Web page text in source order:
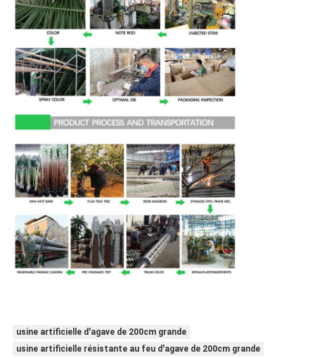
usine artificielle d'agave de 200cm grande
usine artificielle résistante au feu d'agave de 200cm grande